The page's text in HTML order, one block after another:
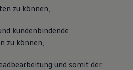
zu können,
kundenbindende
zu können,
und somit der